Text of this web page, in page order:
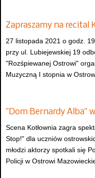
Zapraszamy na recital
27 listopada 2021 o godz.
przy ul. Lubiejewskiej 19
"Rozśpiewanej Ostrowi"
Muzyczną I stopnia w
"Dom Bernardy Alba"
Scena Kotłownia zagra
Stop!" dla uczniów
młodzi aktorzy spotkali się
Policji w Ostrowi